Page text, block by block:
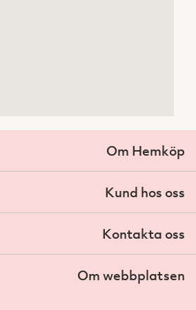
Om Hemköp
Kund hos oss
Kontakta oss
Om webbplatsen